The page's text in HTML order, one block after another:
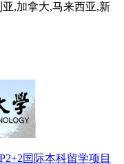
,加拿大,马来西亚,新
国际本科留学项目